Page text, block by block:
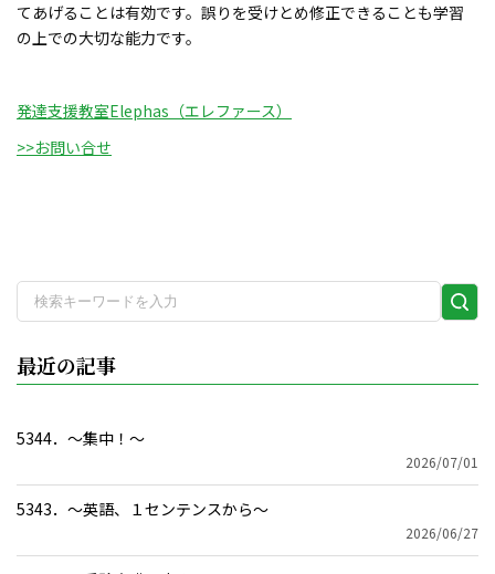
てあげることは有効です。誤りを受けとめ修正できることも学習
の上での大切な能力です。
発達支援教室Elephas（エレファース）
>>お問い合せ
検
最近の記事
5344．～集中！〜
2026/07/01
5343．～英語、１センテンスから〜
2026/06/27